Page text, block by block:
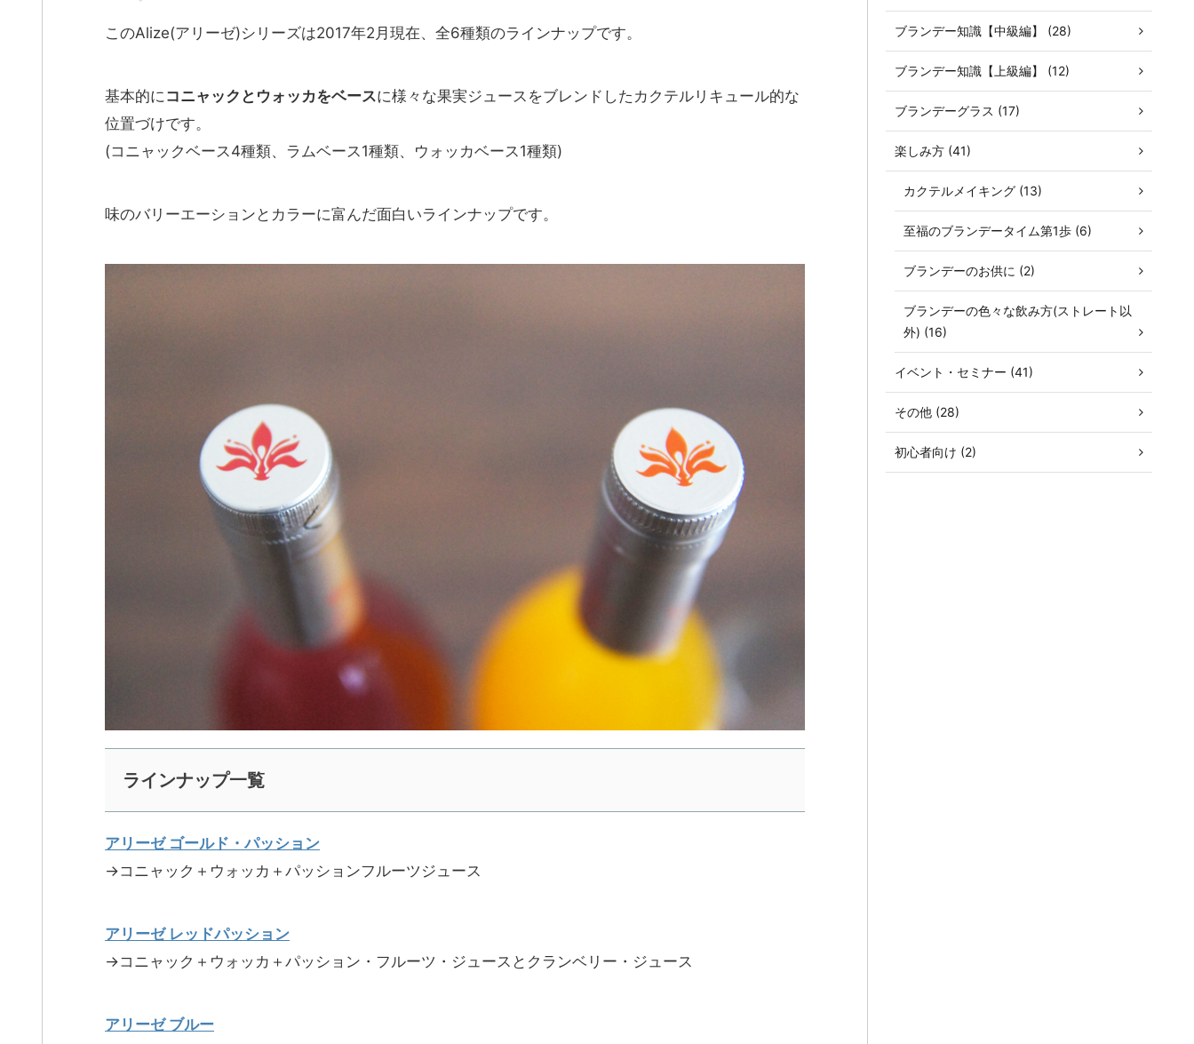
このAlize(アリーゼ)シリーズは2017年2月現在、全6種類のラインナップです。
基本的に コニャックとウォッカをベースに様々な果実ジュースをブレンドしたカクテルリキュール的な
位置づけです。
(コニャックベース4種類、ラムベース1種類、ウォッカベース1種類)
味のバリーエーションとカラーに富んだ面白いラインナップです。
ラインナップ一覧
アリーゼ ゴールド・パッション
→コニャック＋ウォッカ＋パッションフルーツジュース
アリーゼ レッドパッション
→コニャック＋ウォッカ＋パッション・フルーツ・ジュースとクランベリー・ジュース
アリーゼ ブルー
ブランデー知識【中級編】 (28)
ブランデー知識【上級編】 (12)
ブランデーグラス (17)
楽しみ方 (41)
カクテルメイキング (13)
至福のブランデータイム第1歩 (6)
ブランデーのお供に (2)
ブランデーの色々な飲み方(ストレート以
外) (16)
イベント・セミナー (41)
その他 (28)
初心者向け (2)